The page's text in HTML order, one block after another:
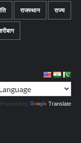
राजस्थान राज्य
Powered by Translate